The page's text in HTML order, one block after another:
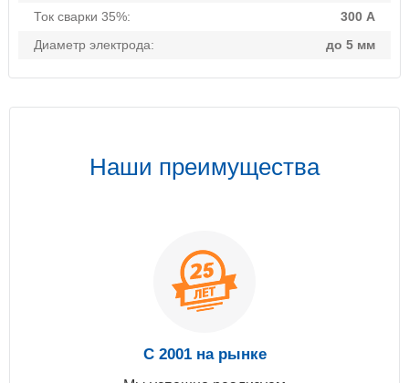
Ток сварки 35%:
300 А
Диаметр электрода:
до 5 мм
Наши преимущества
С 2001 на рынке